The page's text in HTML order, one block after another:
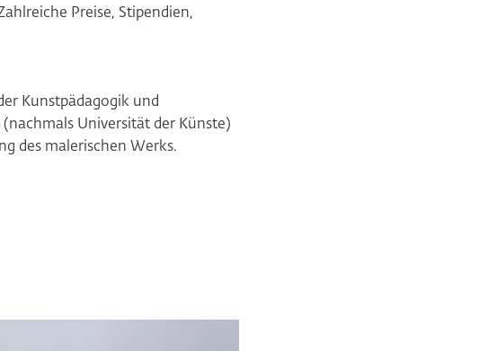
Preise, Stipendien,
Kunstpädagogik und
(nachmals Universität der Künste)
des malerischen Werks.